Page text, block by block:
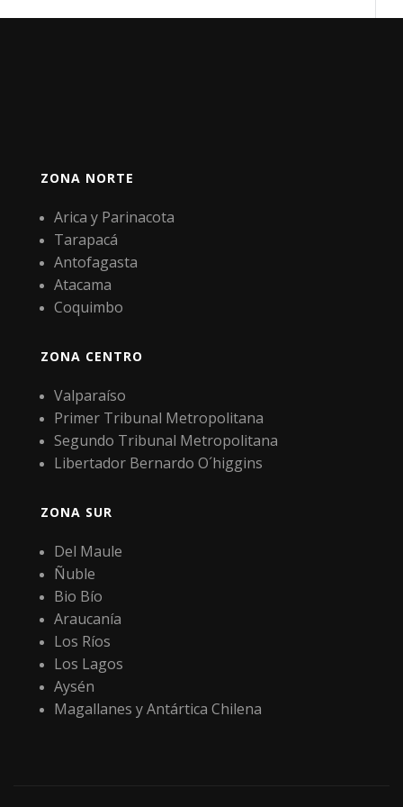
ZONA NORTE
Arica y Parinacota
Tarapacá
Antofagasta
Atacama
Coquimbo
ZONA CENTRO
Valparaíso
Primer Tribunal Metropolitana
Segundo Tribunal Metropolitana
Libertador Bernardo O´higgins
ZONA SUR
Del Maule
Ñuble
Bio Bío
Araucanía
Los Ríos
Los Lagos
Aysén
Magallanes y Antártica Chilena